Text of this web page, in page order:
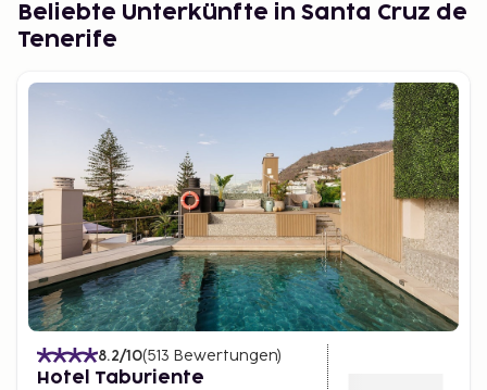
Beliebte Unterkünfte in Santa Cruz de
Tenerife
8.2/10(513 Bewertungen)
Hotel Taburiente